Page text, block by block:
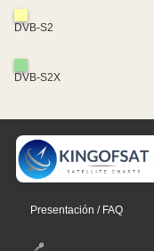
DVB-S2
DVB-S2X
Presentación / FAQ